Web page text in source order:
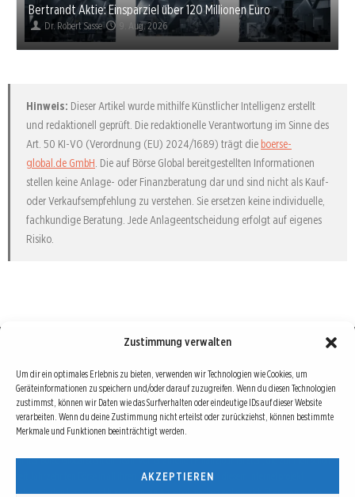
Zustimmung verwalten
Um dir ein optimales Erlebnis zu bieten, verwenden wir Technologien wie Cookies, um
Geräteinformationen zu speichern und/oder darauf zuzugreifen. Wenn du diesen Technologien
zustimmst, können wir Daten wie das Surfverhalten oder eindeutige IDs auf dieser Website
verarbeiten. Wenn du deine Zustimmung nicht erteilst oder zurückziehst, können bestimmte
Merkmale und Funktionen beeinträchtigt werden.
AKZEPTIEREN
Bertrandt Aktie: Einsparziel über 120 Millionen Euro
Dr. Robert Sasse 9. Aug. 2026
Hinweis: Dieser Artikel wurde mithilfe Künstlicher Intelligenz erstellt
und redaktionell geprüft. Die redaktionelle Verantwortung im Sinne des
Art. 50 KI-VO (Verordnung (EU) 2024/1689) trägt die boerse-
global.de GmbH. Die auf Börse Global bereitgestellten Informationen
stellen keine Anlage- oder Finanzberatung dar und sind nicht als Kauf-
oder Verkaufsempfehlung zu verstehen. Sie ersetzen keine individuelle,
fachkundige Beratung. Jede Anlageentscheidung erfolgt auf eigenes
Risiko.
Börse : lokal, international, global
Erfolgreiche Börsengeschäfte bedingen vor allem drei Dinge: Verlässliche Informationen,
richtige Interpretationen und unabhängige Informationsquellen. Diese drei Bausteine sind
auch die redaktionelle Leitlinie von Börse Global.
Hinter Börse Global steht ein Team von erfahrenen Finanzjournalisten, die zum Teil schon
seit Jahrzehnten Börse in all ihren Facetten leben und mit diesem Internetprojekt
interessierten Lesern und Investoren ein Angebot machen wollen, sich über spannende